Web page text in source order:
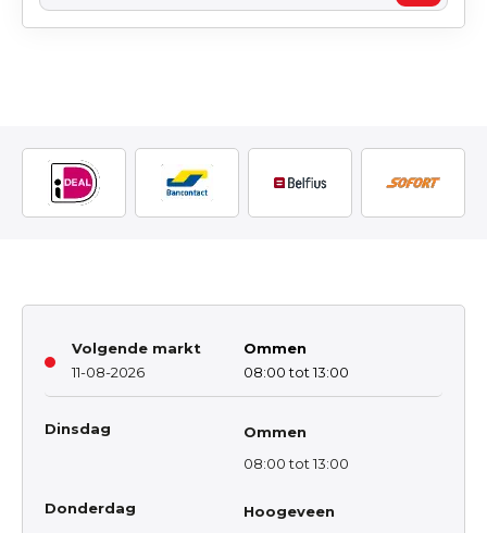
Volgende markt
11-08-2026
Ommen
08:00 tot 13:00
Dinsdag
Ommen
08:00 tot 13:00
Donderdag
Hoogeveen